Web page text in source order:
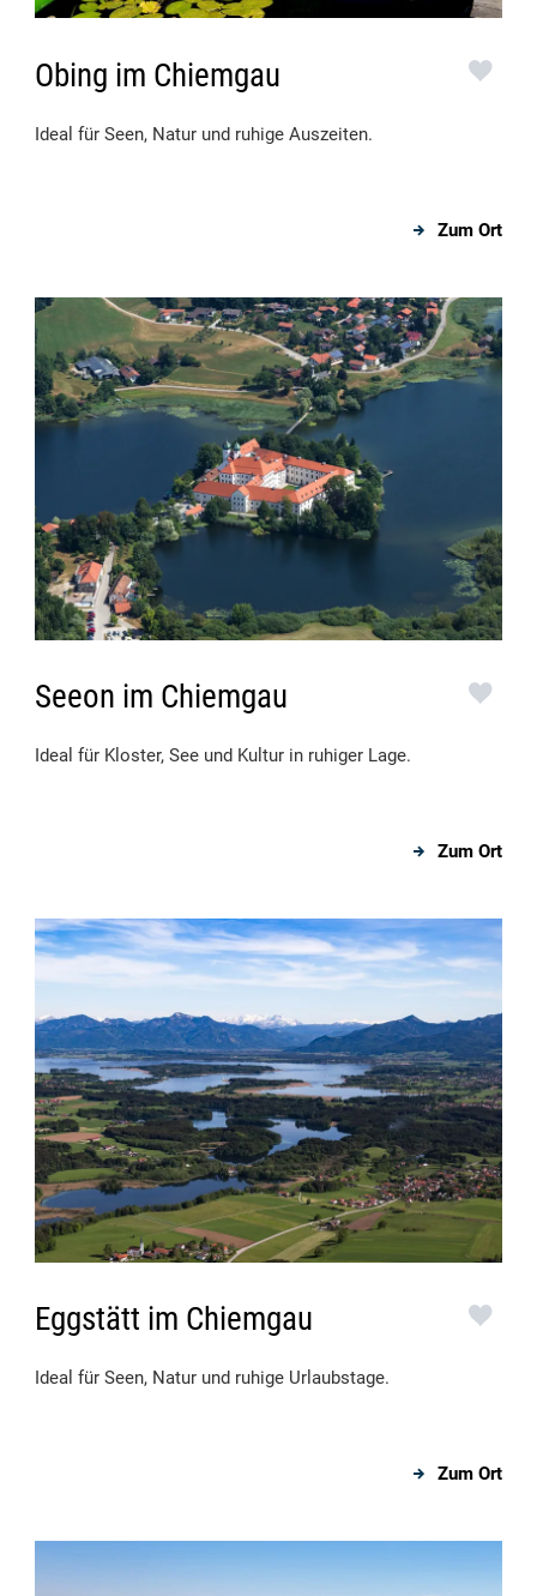
Obing im Chiemgau
Ideal für Seen, Natur und ruhige Auszeiten.
Zum Ort
Seeon im Chiemgau
Ideal für Kloster, See und Kultur in ruhiger Lage.
Zum Ort
Eggstätt im Chiemgau
Ideal für Seen, Natur und ruhige Urlaubstage.
Zum Ort